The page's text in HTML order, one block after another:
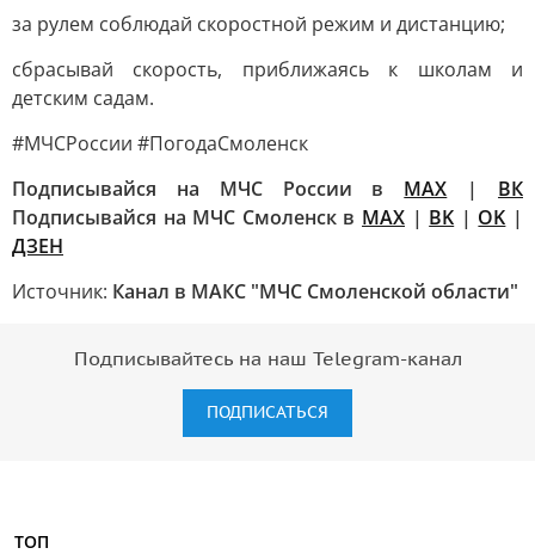
за рулем соблюдай скоростной режим и дистанцию;
сбрасывай скорость, приближаясь к школам и
детским садам.
#МЧСРоссии #ПогодаСмоленск
Подписывайся на МЧС России в MAX | ВК
Подписывайся на МЧС Смоленск в MAX | BK | OK |
ДЗЕН
Источник: Канал в МАКС "МЧС Смоленской области"
Подписывайтесь на наш Telegram-канал
ПОДПИСАТЬСЯ
ТОП